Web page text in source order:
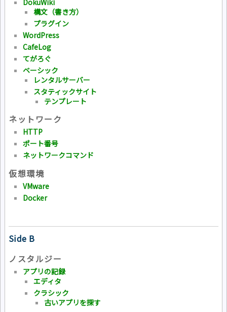
構文（書き方）
プラグイン
WordPress
CafeLog
てがろぐ
ベーシック
レンタルサーバー
スタティックサイト
テンプレート
ネットワーク
HTTP
ポート番号
ネットワークコマンド
仮想環境
VMware
Docker
Side B
ノスタルジー
アプリの記録
エディタ
クラシック
古いアプリを探す